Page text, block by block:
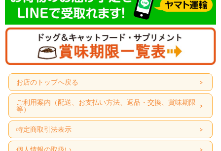
お店のトップへ戻る
ご利用案内（配送、お支払い方法、返品・交換、賞味期限
等）
特定商取引法表示
個人情報の取扱い